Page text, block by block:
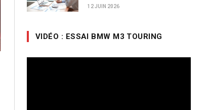
12 JUIN 2026
VIDÉO : ESSAI BMW M3 TOURING